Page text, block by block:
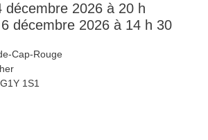
décembre 2026 à 20 h
décembre 2026 à 14 h 30
Cap-Rouge
1S1